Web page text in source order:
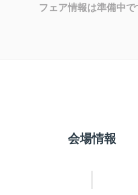
フェア情報は準備中で
会場情報